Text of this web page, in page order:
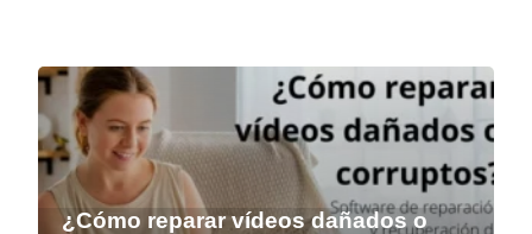
¿Cómo reparar vídeos dañados o